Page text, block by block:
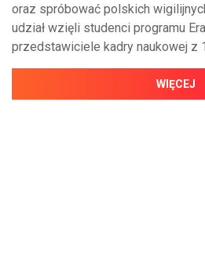
oraz spróbować polskich
udział wzięli studenci programu
przedstawiciele kadry naukowej z
WIĘCEJ